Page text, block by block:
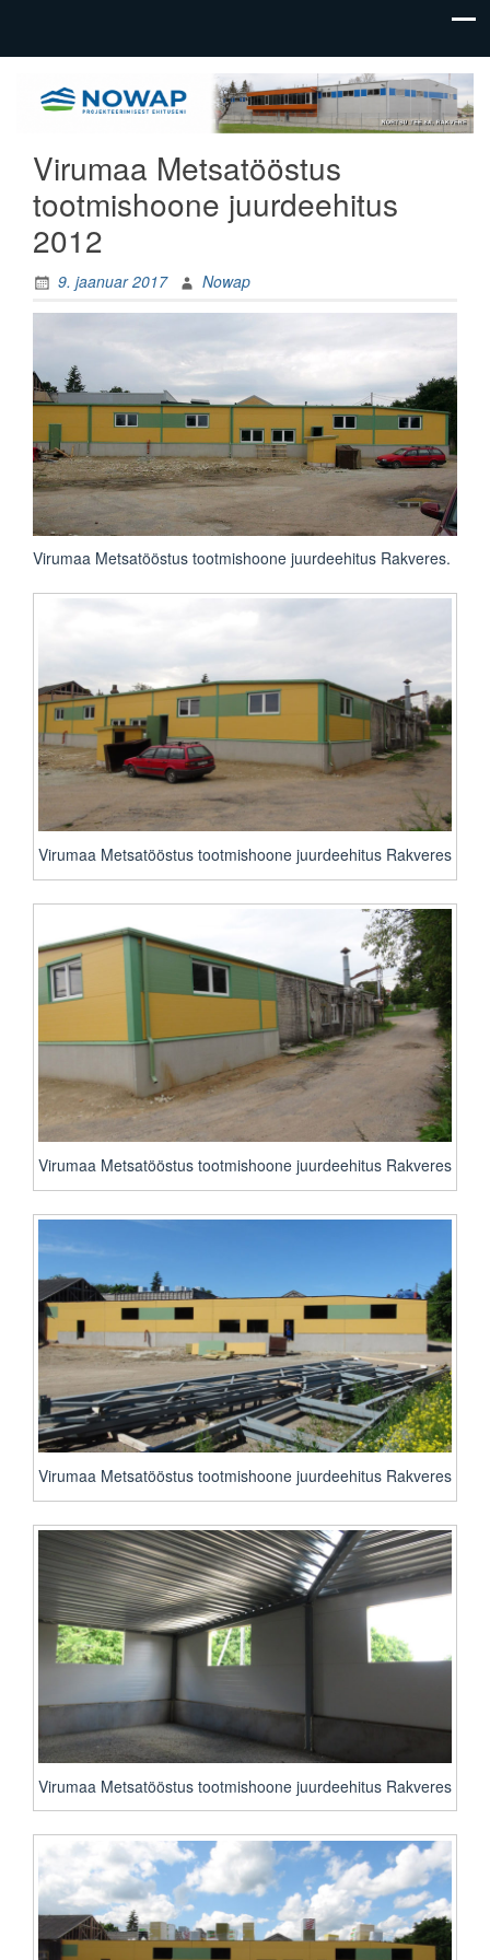
Nowap
üldehitus,
tootmishoonete
Virumaa Metsatööstus
tootmishoone juurdeehitus
2012
9. jaanuar 2017 Nowap
Virumaa Metsatööstus tootmishoone juurdeehitus Rakveres.
Virumaa Metsatööstus tootmishoone juurdeehitus Rakveres
Virumaa Metsatööstus tootmishoone juurdeehitus Rakveres
Virumaa Metsatööstus tootmishoone juurdeehitus Rakveres
Virumaa Metsatööstus tootmishoone juurdeehitus Rakveres